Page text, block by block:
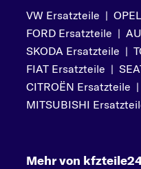
VW Ersatzteile |
FORD Ersatzteile |
SKODA Ersatzteile |
FIAT Ersatzteile |
CITROËN Ersatzteile |
MITSUBISHI
Mehr von